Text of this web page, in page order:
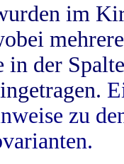
im
der
zu